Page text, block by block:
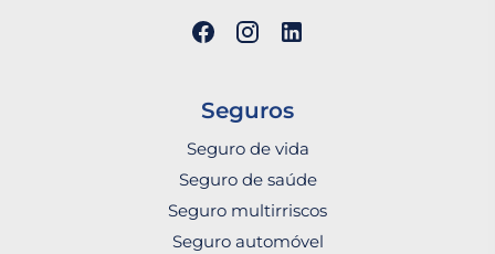
Seguros
Seguro de vida
Seguro de saúde
Seguro multirriscos
Seguro automóvel